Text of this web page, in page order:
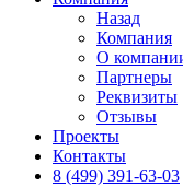
Назад
Компания
О
Партнеры
Реквизиты
Отзывы
Проекты
Контакты
8 (499) 391-63-03